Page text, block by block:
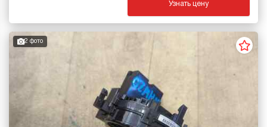
Узнать цену
2 фото